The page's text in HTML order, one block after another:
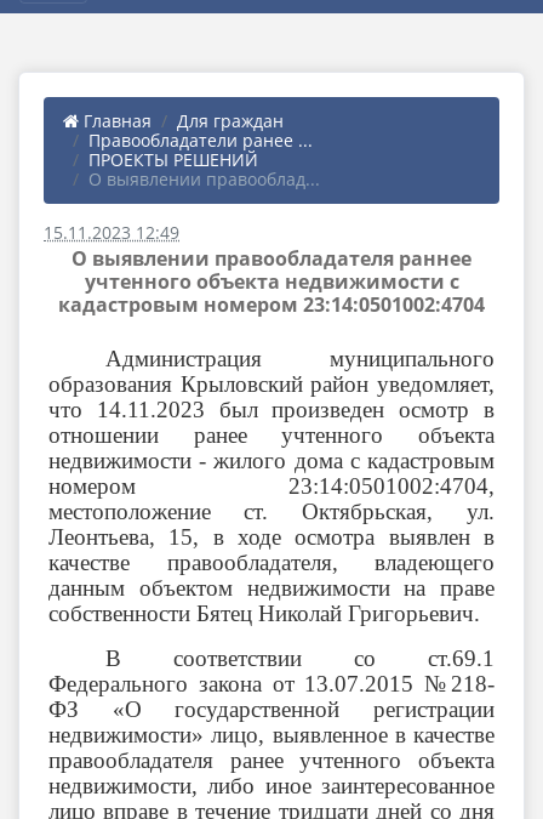
Главная
Для граждан
Правообладатели ранее ...
ПРОЕКТЫ РЕШЕНИЙ
О выявлении правооблад...
15.11.2023 12:49
О выявлении правообладателя раннее
учтенного объекта недвижимости с
кадастровым номером 23:14:0501002:4704
Администрация муниципального
образования Крыловский район уведомляет,
что 14.11.2023 был произведен осмотр в
отношении ранее учтенного объекта
недвижимости - жилого дома с кадастровым
номером 23:14:0501002:4704,
местоположение
ст. Октябрьская, ул.
Леонтьева, 15, в ходе осмотра выявлен в
качестве правообладателя, владеющего
данным объектом недвижимости на праве
собственности Бятец Николай Григорьевич.
В соответствии со ст.69.1
Федерального закона от 13.07.2015 №218-
ФЗ «О государственной регистрации
недвижимости» лицо, выявленное в качестве
правообладателя ранее учтенного объекта
недвижимости, либо иное заинтересованное
лицо вправе в течение тридцати дней со дня